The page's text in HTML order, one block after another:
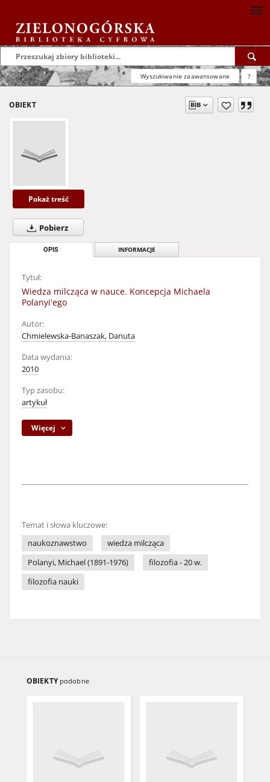
Wyszukiwanie zaawansowane ?
OBIEKT
Pokaż treść
Pobierz
OPIS INFORMACJE
Tytuł:
Wiedza milcząca w nauce. Koncepcja Michaela
Polanyi'ego
Autor:
Chmielewska-Banaszak, Danuta
Data wydania:
2010
Typ zasobu:
artykuł
Więcej
Temat i słowa kluczowe:
naukoznawstwo
wiedza milcząca
Polanyi, Michael (1891-1976)
filozofia - 20 w.
filozofia nauki
OBIEKTY podobne